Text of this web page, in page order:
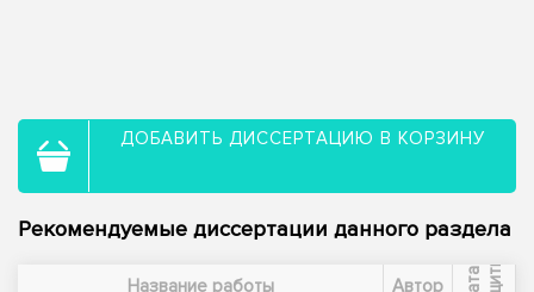
ДОБАВИТЬ ДИССЕРТАЦИЮ В КОРЗИНУ
Рекомендуемые диссертации данного раздела
Название работы Автор